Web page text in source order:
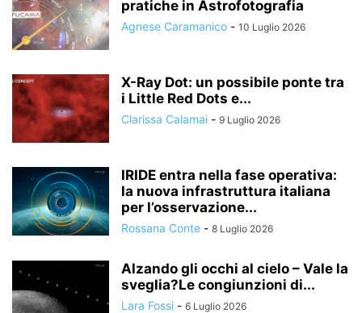
pratiche in Astrofotografia
Agnese Caramanico - 10 Luglio 2026
X-Ray Dot: un possibile ponte tra
i Little Red Dots e...
Clarissa Calamai - 9 Luglio 2026
IRIDE entra nella fase operativa:
la nuova infrastruttura italiana
per l’osservazione...
Rossana Conte - 8 Luglio 2026
Alzando gli occhi al cielo – Vale la
sveglia?Le congiunzioni di...
Lara Fossi - 6 Luglio 2026